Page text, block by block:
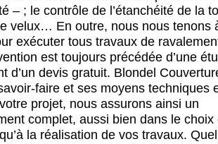
– ; le contrôle de l’étanchéité de la
velux… En outre, nous nous tenons
exécuter tous travaux de
est toujours précédée d’une
d’un devis gratuit. Blondel
faire et ses moyens techniques
projet, nous assurons ainsi un
complet, aussi bien dans le choix
la réalisation de vos travaux.